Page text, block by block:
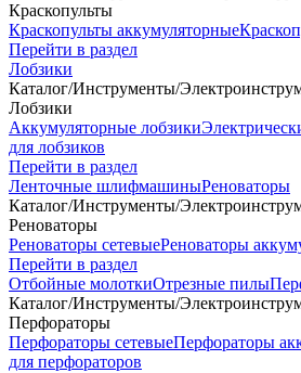
Краскопульты
Краскопульты аккумуляторные
Перейти в раздел
Лобзики
Каталог/Инструменты/
Лобзики
Аккумуляторные лобзики
для лобзиков
Перейти в раздел
Ленточные шлифмашиныРеноваторы
Каталог/Инструменты/
Реноваторы
Реноваторы сетевыеРеноваторы
Перейти в раздел
Отбойные молоткиОтрезные пилы
Каталог/Инструменты/
Перфораторы
Перфораторы сетевыеПерфораторы
для перфораторов